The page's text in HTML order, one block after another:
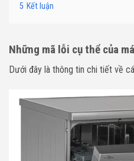
5 Kết luận
Những mã lỗi cụ thể của
Dưới đây là thông tin chi tiết về